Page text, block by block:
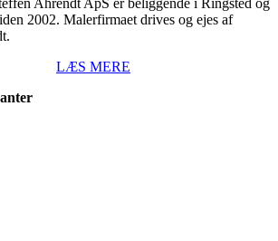
Ahrendt ApS er beliggende i Ringsted og
2002. Malerfirmaet drives og ejes af
LÆS MERE